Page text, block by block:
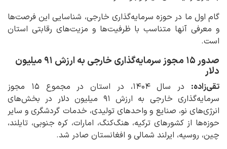
گام اول ما در حوزه سرمایه‌گذاری خارجی، شناسایی این فرصت‌ها
و معرفی آنها متناسب با ظرفیت‌ها و مزیت‌های رقابتی استان
است.
صدور ۱۵ مجوز سرمایه‌گذاری خارجی به ارزش ۹۱ میلیون
دلار
تقی‌زاده:
در سال ۱۴۰۴، در استان در مجموع ۱۵ مجوز
سرمایه‌گذاری خارجی به ارزش ۹۱ میلیون دلار در بخش‌های
انرژی‌های نو، صنایع و واحدهای تولیدی، خدمات گردشگری و سایر
حوزه‌ها از کشورهای ترکیه، هنگ‌کنگ، امارات، کره جنوبی، تایلند،
چین، روسیه، ایرلند شمالی و افغانستان صادر شد.